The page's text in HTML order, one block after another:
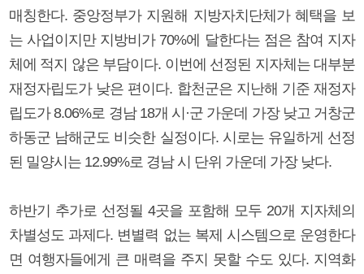
매칭한다. 중앙정부가 지원해 지방자치단체가 혜택을 보
는 사업이지만 지방비가 70%에 달한다는 점은 참여 지자
체에 적지 않은 부담이다. 이번에 선정된 지자체는 대부분
재정자립도가 낮은 편이다. 합천군은 지난해 기준 재정자
립도가 8.06%로 경남 18개 시·군 가운데 가장 낮고 거창군
하동군 남해군도 비슷한 실정이다. 시로는 유일하게 선정
된 밀양시는 12.99%로 경남 시 단위 가운데 가장 낮다.
하반기 추가로 선정될 4곳을 포함해 모두 20개 지자체의
차별성도 과제다. 변별력 없는 복제 시스템으로 운영한다
면 여행자들에게 큰 매력을 주지 못할 수도 있다. 지역화